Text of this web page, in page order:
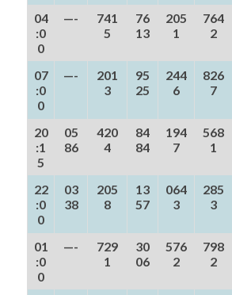
04
:0
0
—-
741
5
76
13
205
1
764
2
07
:0
0
—-
201
3
95
25
244
6
826
7
20
:1
5
05
86
420
4
84
84
194
7
568
1
22
:0
0
03
38
205
8
13
57
064
3
285
3
01
:0
0
—-
729
1
30
06
576
2
798
2